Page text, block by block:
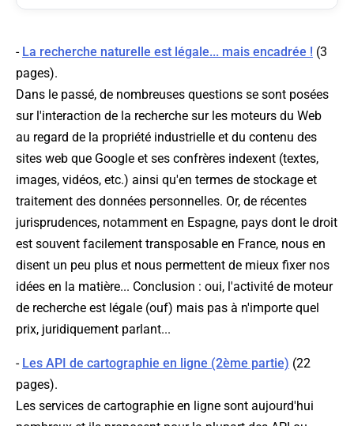
- La recherche naturelle est légale... mais encadrée ! (3
pages).
Dans le passé, de nombreuses questions se sont posées
sur l'interaction de la recherche sur les moteurs du Web
au regard de la propriété industrielle et du contenu des
sites web que Google et ses confrères indexent (textes,
images, vidéos, etc.) ainsi qu'en termes de stockage et
traitement des données personnelles. Or, de récentes
jurisprudences, notamment en Espagne, pays dont le droit
est souvent facilement transposable en France, nous en
disent un peu plus et nous permettent de mieux fixer nos
idées en la matière... Conclusion : oui, l'activité de moteur
de recherche est légale (ouf) mais pas à n'importe quel
prix, juridiquement parlant...
- Les API de cartographie en ligne (2ème partie) (22
pages).
Les services de cartographie en ligne sont aujourd'hui